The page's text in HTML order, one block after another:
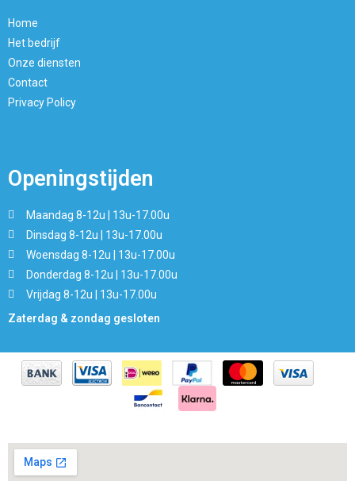
Home
Het bedrijf
Onze diensten
Contact
Privacy Policy
Openingstijden
Maandag 8-12u | 13u-17.00u
Dinsdag 8-12u | 13u-17.00u
Woensdag 8-12u | 13u-17.00u
Donderdag 8-12u | 13u-17.00u
Vrijdag 8-12u | 13u-17.00u
Zaterdag & zondag gesloten